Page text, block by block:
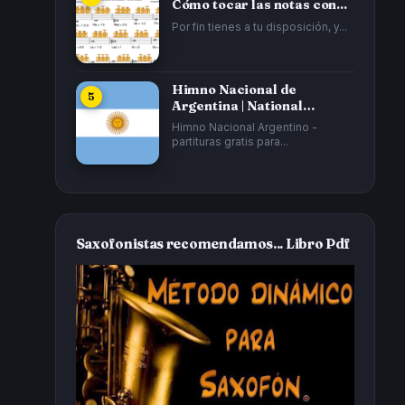
Cómo tocar las notas con...
Por fin tienes a tu disposición, y...
Himno Nacional de
Argentina | National
Anthem of Argentina...
Himno Nacional Argentino -
partituras gratis para...
Saxofonistas recomendamos... Libro Pdf